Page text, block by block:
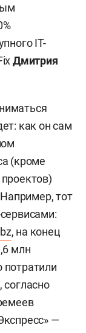
IT-
Дмитрия
как он сам
(кроме
тот
, на конец
млн
потратили
—